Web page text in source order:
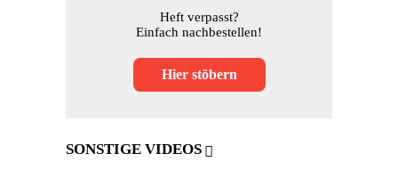
Heft verpasst?
Einfach nachbestellen!
Hier stöbern
SONSTIGE VIDEOS